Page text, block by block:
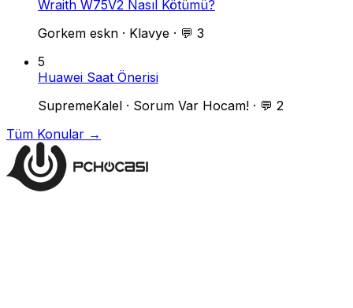
Wraith W75V2 Nasıl Kötümü?
Gorkem eskn · Klavye · 💬 3
5
Huawei Saat Önerisi
SupremeKalel · Sorum Var Hocam! · 💬 2
Tüm Konular →